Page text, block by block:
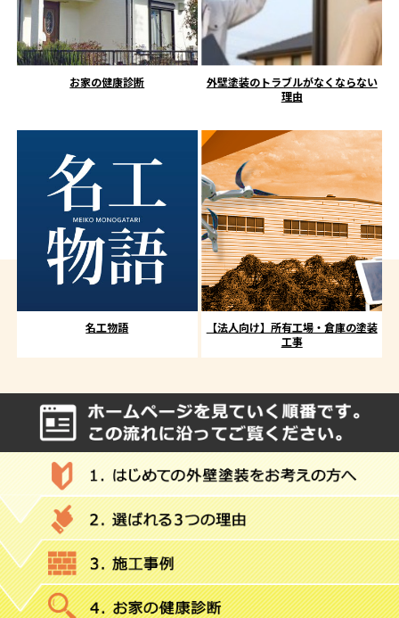
お家の健康診断
外壁塗装のトラブルがなくならない
理由
名工物語
【法人向け】所有工場・倉庫の塗装
工事